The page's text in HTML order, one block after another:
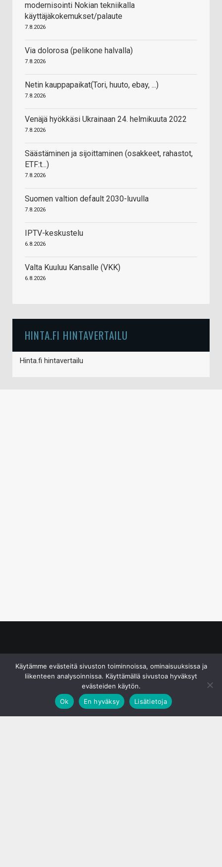
modernisointi Nokian tekniikalla
käyttäjäkokemukset/palaute
7.8.2026
Via dolorosa (pelikone halvalla)
7.8.2026
Netin kauppapaikat(Tori, huuto, ebay, ...)
7.8.2026
Venäjä hyökkäsi Ukrainaan 24. helmikuuta 2022
7.8.2026
Säästäminen ja sijoittaminen (osakkeet, rahastot,
ETF:t...)
7.8.2026
Suomen valtion default 2030-luvulla
7.8.2026
IPTV-keskustelu
6.8.2026
Valta Kuuluu Kansalle (VKK)
6.8.2026
HINTA.FI HINTAVERTAILU
Hinta.fi hintavertailu
Käytämme evästeitä sivuston toiminnoissa, ominaisuuksissa ja
liikenteen analysoinnissa. Käyttämällä sivustoa hyväksyt
evästeiden käytön.
Ok
En hyväksy Lisätietoja